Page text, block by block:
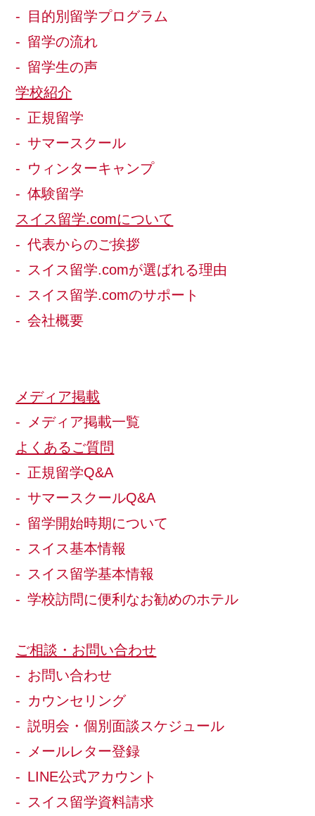
目的別留学プログラム
留学の流れ
留学生の声
学校紹介
正規留学
サマースクール
ウィンターキャンプ
体験留学
スイス留学.comについて
代表からのご挨拶
スイス留学.comが選ばれる理由
スイス留学.comのサポート
会社概要
メディア掲載
メディア掲載一覧
よくあるご質問
正規留学Q&A
サマースクールQ&A
留学開始時期について
スイス基本情報
スイス留学基本情報
学校訪問に便利なお勧めのホテル
ご相談・お問い合わせ
お問い合わせ
カウンセリング
説明会・個別面談スケジュール
メールレター登録
LINE公式アカウント
スイス留学資料請求